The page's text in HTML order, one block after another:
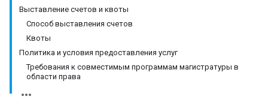
Выставление счетов и квоты
Способ выставления счетов
Квоты
Политика и условия предоставления услуг
Требования к совместимым программам магистратуры в
области права